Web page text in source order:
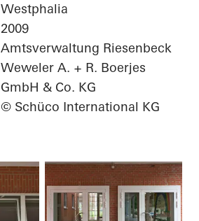
Westphalia
2009
Amtsverwaltung Riesenbeck
Weweler A. + R. Boerjes
GmbH & Co. KG
© Schüco International KG